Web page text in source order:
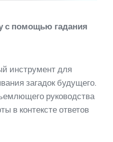
с помощью гадания
инструмент для
загадок будущего.
руководства
в контексте ответов